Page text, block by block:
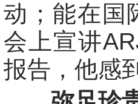
动；能在国
会上宣讲
报告，他感